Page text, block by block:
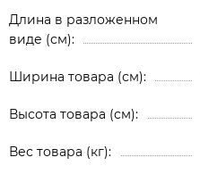
Длина в разложенном
виде (см)
Ширина товара (см)
Высота товара (см)
Вес товара (кг)